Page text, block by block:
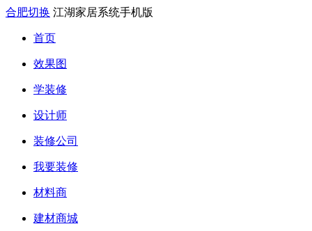
合肥切换 江湖家居系统手机版
首页
效果图
学装修
设计师
装修公司
我要装修
材料商
建材商城